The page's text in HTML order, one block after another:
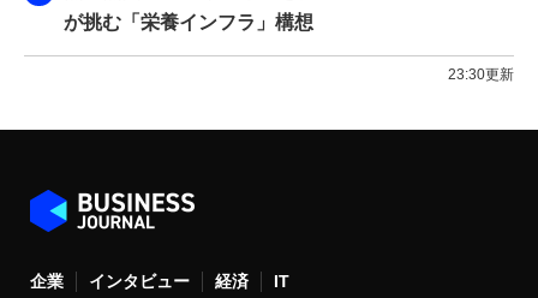
が挑む「栄養インフラ」構想
23:30更新
企業 インタビュー 経済 IT